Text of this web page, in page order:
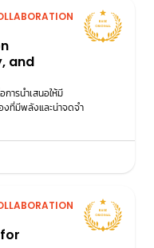
and
ารนำเสนอให้มี
งที่มีพลังและน่าจดจํา